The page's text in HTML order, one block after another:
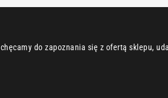
do zapoznania się z ofertą sklepu,